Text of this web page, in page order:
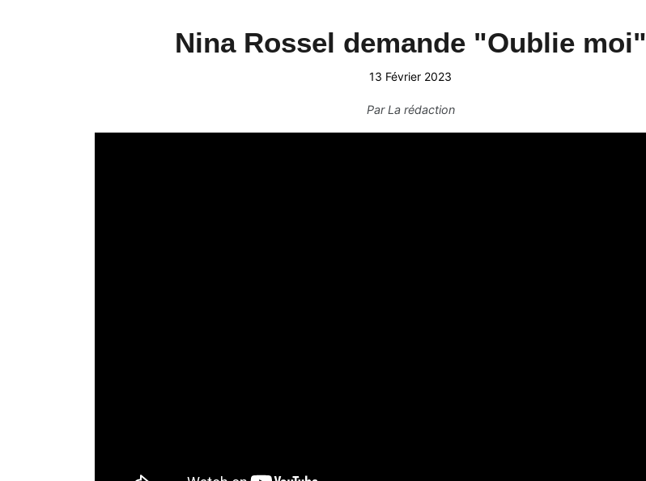
Nina Rossel demande "Oublie moi"
13 Février 2023
ParLa rédaction